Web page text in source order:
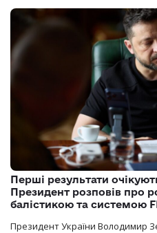
Перші результати
Президент розповів про
балістикою та системою
Президент України Володимир